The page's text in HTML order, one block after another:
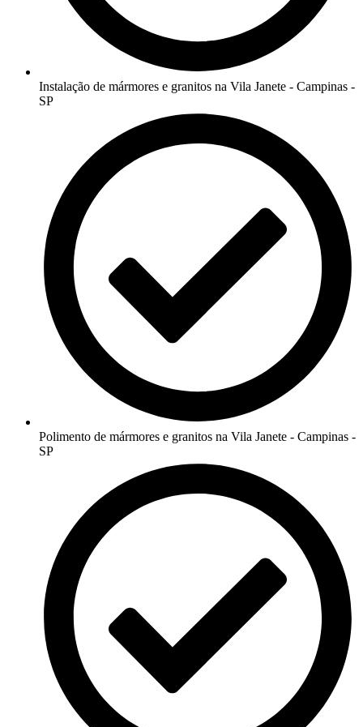
Instalação de mármores e granitos na Vila Janete - Campinas -
SP
Polimento de mármores e granitos na Vila Janete - Campinas -
SP